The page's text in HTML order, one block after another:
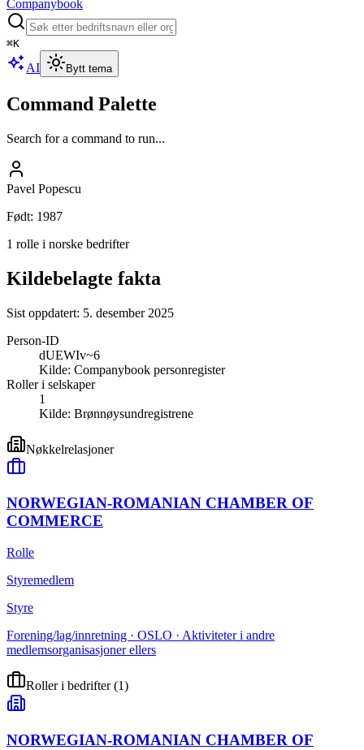
Companybook
⌘K
AI Bytt tema
Command Palette
Search for a command to run...
Pavel Popescu
Født: 1987
1 rolle i norske bedrifter
Kildebelagte fakta
Sist oppdatert: 5. desember 2025
Person-ID
dUEWIv~6
Kilde: Companybook personregister
Roller i selskaper
1
Kilde: Brønnøysundregistrene
Nøkkelrelasjoner
NORWEGIAN-ROMANIAN CHAMBER OF
COMMERCE
Rolle
Styremedlem
Styre
Forening/lag/innretning · OSLO · Aktiviteter i andre
medlemsorganisasjoner ellers
Roller i bedrifter(1)
NORWEGIAN-ROMANIAN CHAMBER OF